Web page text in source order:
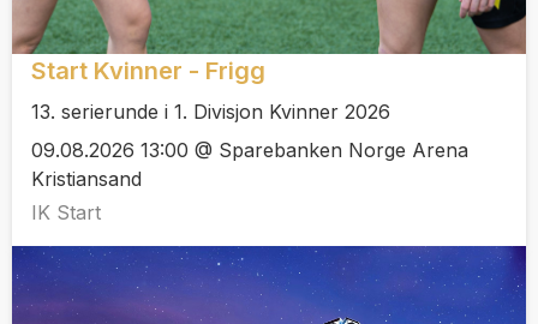
Start Kvinner - Frigg
13. serierunde i 1. Divisjon Kvinner 2026
09.08.2026 13:00 @ Sparebanken Norge Arena
Kristiansand
IK Start